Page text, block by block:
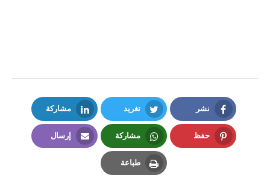
نشر
Facebook
تغريد
Twitter
مشاركة
LinkedIn
حفظ مشاركة
Whatsapp
إرسال
طباعة